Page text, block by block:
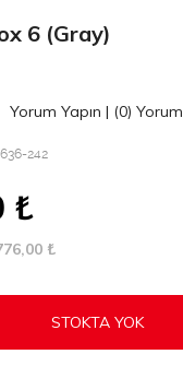
6 (Gray)
Yorum Yapın | (0) Yorum
242
₺
₺
STOKTA YOK